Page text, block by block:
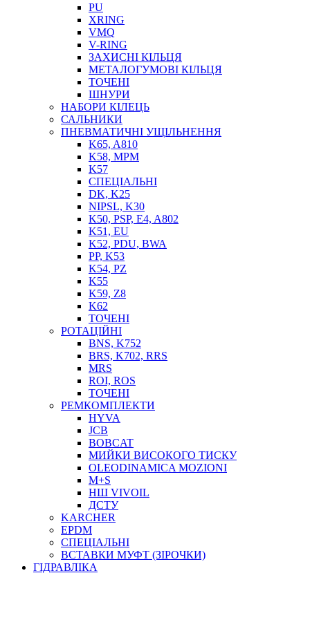
ПІСТОЛЕТИ
НАСОСИ ТА ПОМПИ
НАГНІТАЧІ
МУФТИ (НАСАДКИ) ДЛЯ ШПРИЦІВ
МАСЛЯНКИ, ЛІЙКИ
ПРЕС-МАСЛЯНКИ
ШЛАНГИ, ТРУБКИ
ШПРИЦИ МАСТИЛЬНІ
ТОСОЛ, АНТИФРИЗ
ОЛИВА-ПАЛИВО
ПОВІТРЯ-ВОДА
ДЛЯ ЗВАРЮВАННЯ
НАПІРНО-ВСМОКТУЮЧІ
ФІЛЬТРИ ДЛЯ ПАЛЬНОГО
ПІДДОНИ ДЛЯ БОЧОК
МОДУЛЬНІ АЗС
МЕТРОЛОГІЧНЕ ОБЛАДНАННЯ
ЛІЧИЛЬНИКИ І ВИТРАТОМІРИ ДЛЯ ПАЛЬНОГО
КОТУШКИ ДЛЯ ШЛАНГІВ
PU
XRING
VMQ
V-RING
ЗАХИСНІ КІЛЬЦЯ
МЕТАЛОГУМОВІ КІЛЬЦЯ
ТОЧЕНІ
ШНУРИ
НАБОРИ КІЛЕЦЬ
САЛЬНИКИ
ПНЕВМАТИЧНІ УЩІЛЬНЕННЯ
K65, A810
K58, MPM
K57
СПЕЦІАЛЬНІ
DK, K25
NIPSL, K30
K50, PSP, E4, A802
K51, EU
K52, PDU, BWA
PP, K53
K54, PZ
K55
K59, Z8
K62
ТОЧЕНІ
РОТАЦІЙНІ
BNS, K752
BRS, K702, RRS
MRS
ROI, ROS
ТОЧЕНІ
РЕМКОМПЛЕКТИ
HYVA
JCB
BOBCAT
МИЙКИ ВИСОКОГО ТИСКУ
OLEODINAMICA MOZIONI
M+S
НШ VIVOIL
ДСТУ
KARCHER
EPDM
СПЕЦІАЛЬНІ
ВСТАВКИ МУФТ (ЗІРОЧКИ)
ГІДРАВЛІКА